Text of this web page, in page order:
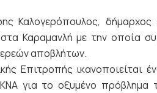
Καλογερόπουλος, δήμαρχος
Καραμανλή με την οποία
αποβλήτων.
Επιτροπής ικανοποιείται
για το οξυμένο πρόβλημα